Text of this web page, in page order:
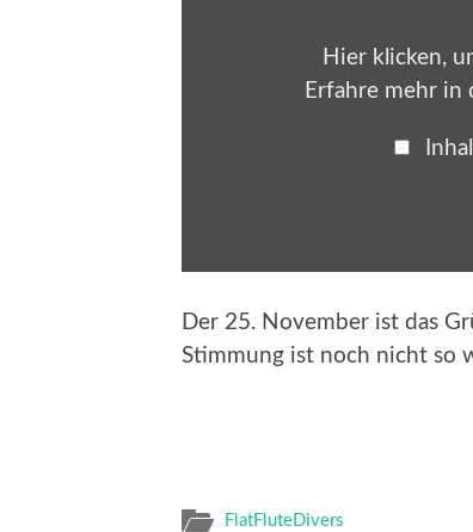
Hier klicken,
Erfahre mehr in
Der 25. November ist das
Stimmung ist noch nicht so
FlatFluteDivers